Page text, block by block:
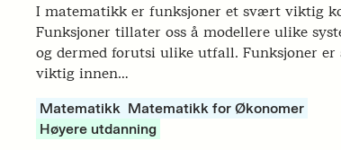
I matematikk er funksjoner et svært viktig
Funksjoner tillater oss å modellere ulike
og dermed forutsi ulike utfall. Funksjoner
viktig innen…
Matematikk Matematikk for Økonomer
Høyere utdanning